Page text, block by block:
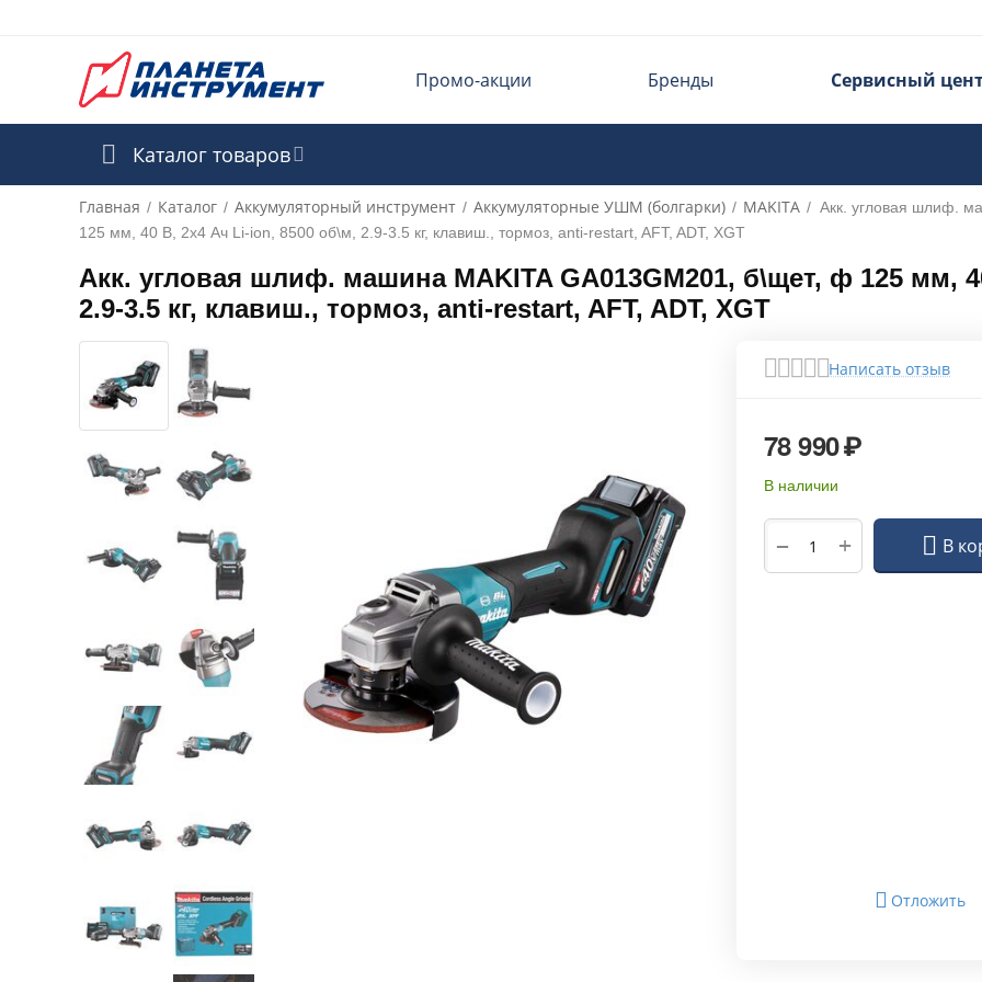
Промо-акции Бренды Сервисный
Каталог товаров
Главная / Каталог / Аккумуляторный инструмент / Аккумуляторные УШМ (болгарки) / MAKITA / Акк. угловая шлиф.
125 мм, 40 В, 2х4 Ач Li-ion, 8500 об\м, 2.9-3.5 кг, клавиш., тормоз, anti-restart, AFT, ADT, XGT
Акк. угловая шлиф. машина MAKITA GA013GM201, б\щет, ф 125 мм,
2.9-3.5 кг, клавиш., тормоз, anti-restart, AFT, ADT, XGT
Написать отзыв
78 990₽
В наличии
+
− В
Отложить